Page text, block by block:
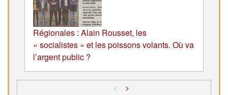
Régionales : Alain Rousset, les
« socialistes » et les poissons volants. Où va
l’argent public ?
< >